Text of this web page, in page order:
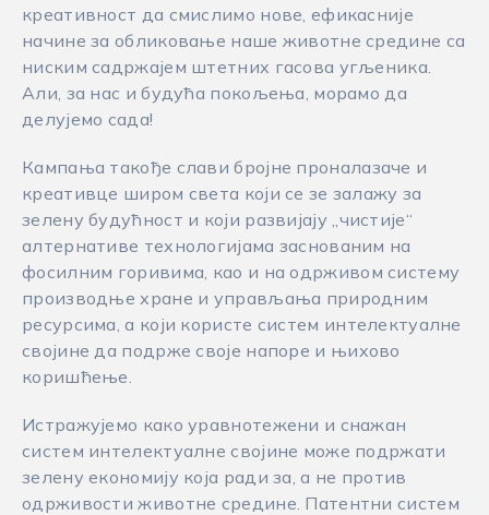
креативност да смислимо нове, ефикасније
начине за обликовање наше животне средине са
ниским садржајем штетних гасова угљеника.
Али, за нас и будућа покољења, морамо да
делујемо сада!
Кампања такође слави бројне проналазаче и
креативце широм света који се зе залажу за
зелену будућност и који развијају „чистије“
алтернативе технологијама заснованим на
фосилним горивима, као и на одрживом систему
производње хране и управљања природним
ресурсима, а који користе систем интелектуалне
својине да подрже своје напоре и њихово
коришћење.
Истражујемо како уравнотежени и снажан
систем интелектуалне својине може подржати
зелену економију која ради за, а не против
одрживости животне средине. Патентни систем